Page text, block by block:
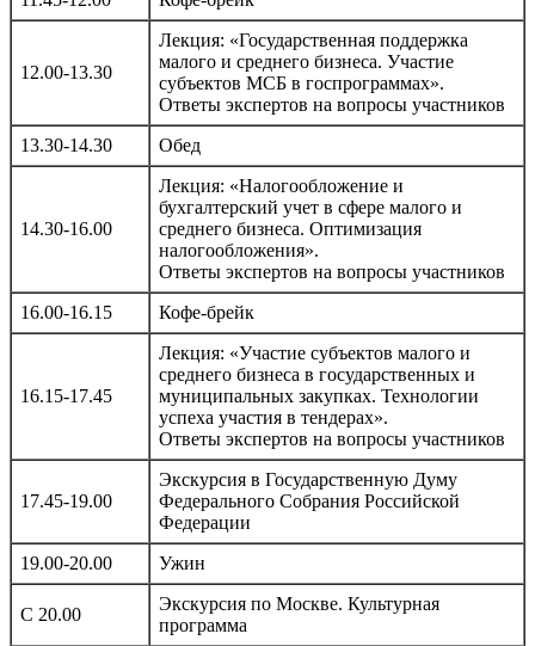
12.00-13.30
Лекция: «Государственная поддержка
малого и среднего бизнеса. Участие
субъектов МСБ в госпрограммах».
Ответы экспертов на вопросы участников
13.30-14.30
Обед
14.30-16.00
Лекция: «Налогообложение и
бухгалтерский учет в сфере малого и
среднего бизнеса. Оптимизация
налогообложения».
Ответы экспертов на вопросы участников
16.00-16.15
Кофе-брейк
16.15-17.45
Лекция: «Участие субъектов малого и
среднего бизнеса в государственных и
муниципальных закупках. Технологии
успеха участия в тендерах».
Ответы экспертов на вопросы участников
17.45-19.00
Экскурсия в Государственную Думу
Федерального Собрания Российской
Федерации
19.00-20.00
Ужин
С 20.00
Экскурсия по Москве. Культурная
программа